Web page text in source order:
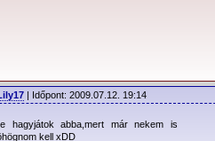
| Időpont: 2009.07.12. 19:14
hagyjátok abba,mert már nekem is
kell xDD